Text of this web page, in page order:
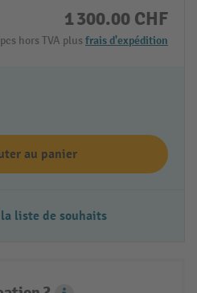
1 300.00 CHF
hors TVA plus frais d'expédition
au panier
liste de souhaits